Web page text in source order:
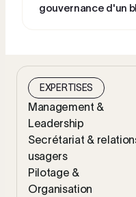
gouvernance d'un
EXPERTISES
Management &
Leadership
Secrétariat &
usagers
Pilotage &
Organisation